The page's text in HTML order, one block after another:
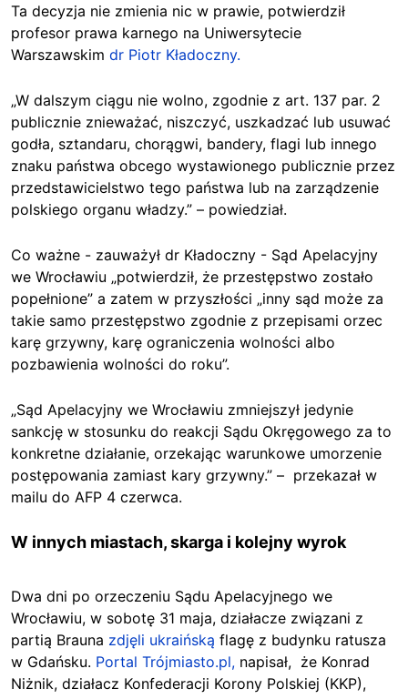
Ta decyzja nie zmienia nic w prawie, potwierdził
profesor prawa karnego na Uniwersytecie
Warszawskim dr Piotr Kładoczny.
„W dalszym ciągu nie wolno, zgodnie z art. 137 par. 2
publicznie znieważać, niszczyć, uszkadzać lub usuwać
godła, sztandaru, chorągwi, bandery, flagi lub innego
znaku państwa obcego wystawionego publicznie przez
przedstawicielstwo tego państwa lub na zarządzenie
polskiego organu władzy.” – powiedział.
Co ważne - zauważył dr Kładoczny - Sąd Apelacyjny
we Wrocławiu „potwierdził, że przestępstwo zostało
popełnione” a zatem w przyszłości „inny sąd może za
takie samo przestępstwo zgodnie z przepisami orzec
karę grzywny, karę ograniczenia wolności albo
pozbawienia wolności do roku”.
„Sąd Apelacyjny we Wrocławiu zmniejszył jedynie
sankcję w stosunku do reakcji Sądu Okręgowego za to
konkretne działanie, orzekając warunkowe umorzenie
postępowania zamiast kary grzywny.” – przekazał w
mailu do AFP 4 czerwca.
W innych miastach, skarga i kolejny wyrok
Dwa dni po orzeczeniu Sądu Apelacyjnego we
Wrocławiu, w sobotę 31 maja, działacze związani z
partią Brauna zdjęli ukraińską flagę z budynku ratusza
w Gdańsku. Portal Trójmiasto.pl, napisał, że Konrad
Niżnik, działacz Konfederacji Korony Polskiej (KKP),